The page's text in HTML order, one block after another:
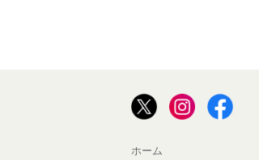
ホーム